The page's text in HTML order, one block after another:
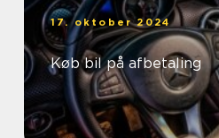
17. oktober 2024
Køb bil på afbetaling